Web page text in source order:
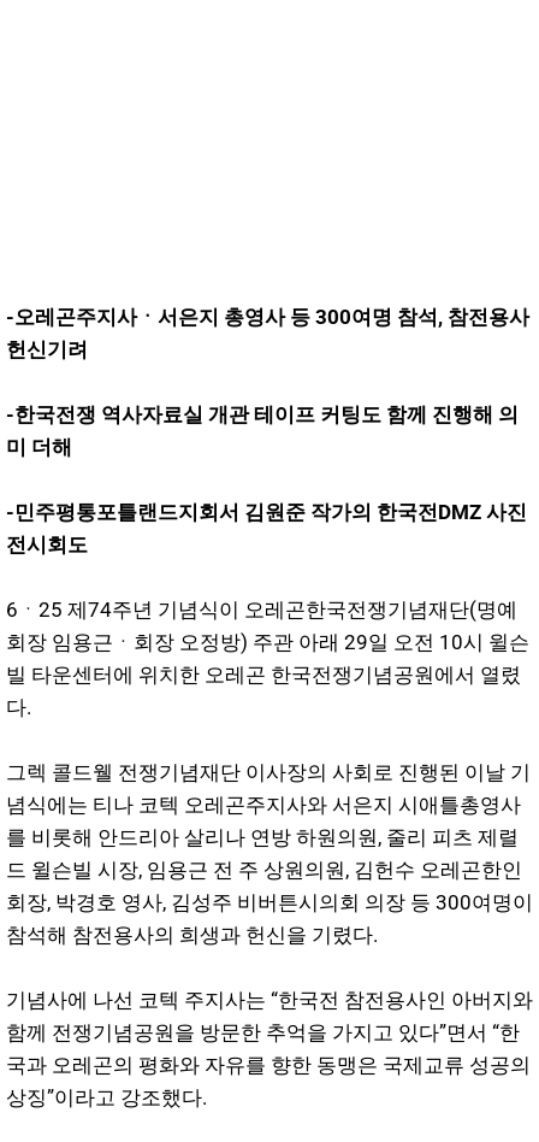
-오레곤주지사ㆍ서은지 총영사 등 300여명 참석, 참전용사
헌신기려
-한국전쟁 역사자료실 개관 테이프 커팅도 함께 진행해 의
미 더해
-민주평통포틀랜드지회서 김원준 작가의 한국전DMZ 사진
전시회도
6ㆍ25 제74주년 기념식이 오레곤한국전쟁기념재단(명예
회장 임용근ㆍ회장 오정방) 주관 아래 29일 오전 10시 윌슨
빌 타운센터에 위치한 오레곤 한국전쟁기념공원에서 열렸
다.
그렉 콜드웰 전쟁기념재단 이사장의 사회로 진행된 이날 기
념식에는 티나 코텍 오레곤주지사와 서은지 시애틀총영사
를 비롯해 안드리아 살리나 연방 하원의원, 줄리 피츠 제렬
드 윌슨빌 시장, 임용근 전 주 상원의원, 김헌수 오레곤한인
회장, 박경호 영사, 김성주 비버튼시의회 의장 등 300여명이
참석해 참전용사의 희생과 헌신을 기렸다.
기념사에 나선 코텍 주지사는 “한국전 참전용사인 아버지와
함께 전쟁기념공원을 방문한 추억을 가지고 있다”면서 “한
국과 오레곤의 평화와 자유를 향한 동맹은 국제교류 성공의
상징”이라고 강조했다.